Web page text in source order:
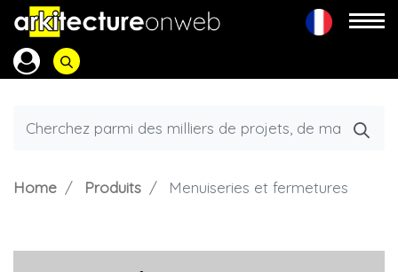
Home Produits Menuiseries et fermetures